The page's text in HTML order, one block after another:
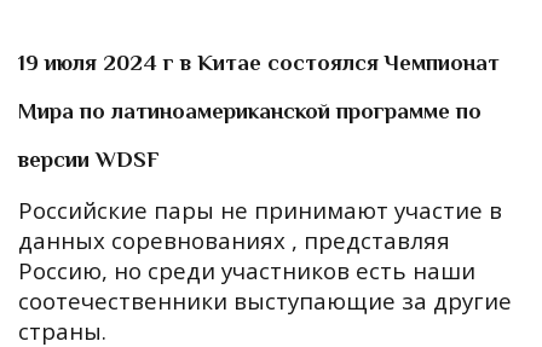
19 июля 2024 г в Китае состоялся Чемпионат
Мира по латиноамериканской программе по
версии WDSF
Российские пары не принимают участие в
данных соревнованиях , представляя
Россию, но среди участников есть наши
соотечественники выступающие за другие
страны.